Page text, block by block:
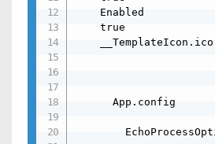
    Enabled
    true
    __TemplateIcon.ico
      App.config